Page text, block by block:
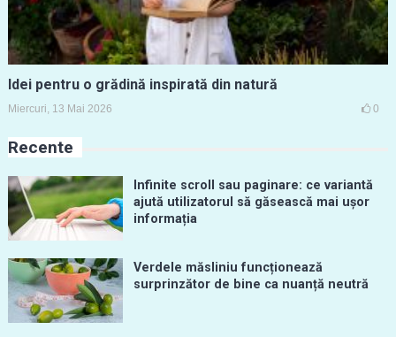
Idei pentru o grădină inspirată din natură
Miercuri, 13 Mai 2026 0
Recente
Infinite scroll sau paginare: ce variantă
ajută utilizatorul să găsească mai ușor
informația
Verdele măsliniu funcționează
surprinzător de bine ca nuanță neutră